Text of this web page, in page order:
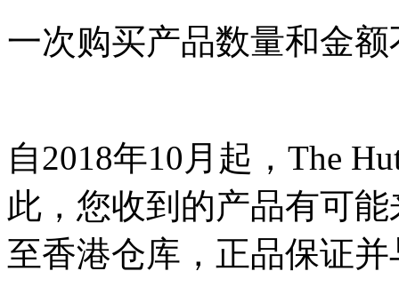
一次购买产品数量和金
自2018年10月起，The
此，您收到的产品有可
至香港仓库，正品保证